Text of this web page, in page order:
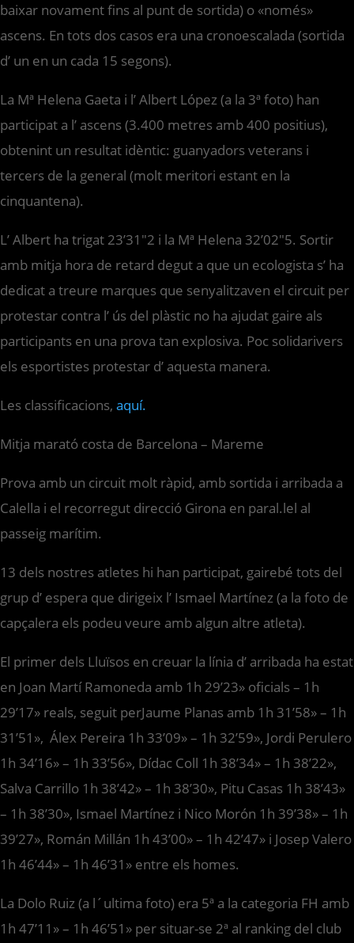
baixar novament fins al punt de sortida) o «només»
ascens. En tots dos casos era una cronoescalada (sortida
d’ un en un cada 15 segons).
La Mª Helena Gaeta i l’ Albert López (a la 3ª foto) han
participat a l’ ascens (3.400 metres amb 400 positius),
obtenint un resultat idèntic: guanyadors veterans i
tercers de la general (molt meritori estant en la
cinquantena).
L’ Albert ha trigat 23’31″2 i la Mª Helena 32’02″5. Sortir
amb mitja hora de retard degut a que un ecologista s’ ha
dedicat a treure marques que senyalitzaven el circuit per
protestar contra l’ ús del plàstic no ha ajudat gaire als
participants en una prova tan explosiva. Poc solidarivers
els esportistes protestar d’ aquesta manera.
Les classificacions, aquí.
Mitja marató costa de Barcelona – Mareme
Prova amb un circuit molt ràpid, amb sortida i arribada a
Calella i el recorregut direcció Girona en paral.lel al
passeig marítim.
13 dels nostres atletes hi han participat, gairebé tots del
grup d’ espera que dirigeix l’ Ismael Martínez (a la foto de
capçalera els podeu veure amb algun altre atleta).
El primer dels Lluïsos en creuar la línia d’ arribada ha estat
en Joan Martí Ramoneda amb 1h 29’23» oficials – 1h
29’17» reals, seguit perJaume Planas amb 1h 31’58» – 1h
31’51», Álex Pereira 1h 33’09» – 1h 32’59», Jordi Perulero
1h 34’16» – 1h 33’56», Dídac Coll 1h 38’34» – 1h 38’22»,
Salva Carrillo 1h 38’42» – 1h 38’30», Pitu Casas 1h 38’43»
– 1h 38’30», Ismael Martínez i Nico Morón 1h 39’38» – 1h
39’27», Román Millán 1h 43’00» – 1h 42’47» i Josep Valero
1h 46’44» – 1h 46’31» entre els homes.
La Dolo Ruiz (a l´ultima foto) era 5ª a la categoria FH amb
1h 47’11» – 1h 46’51» per situar-se 2ª al ranking del club